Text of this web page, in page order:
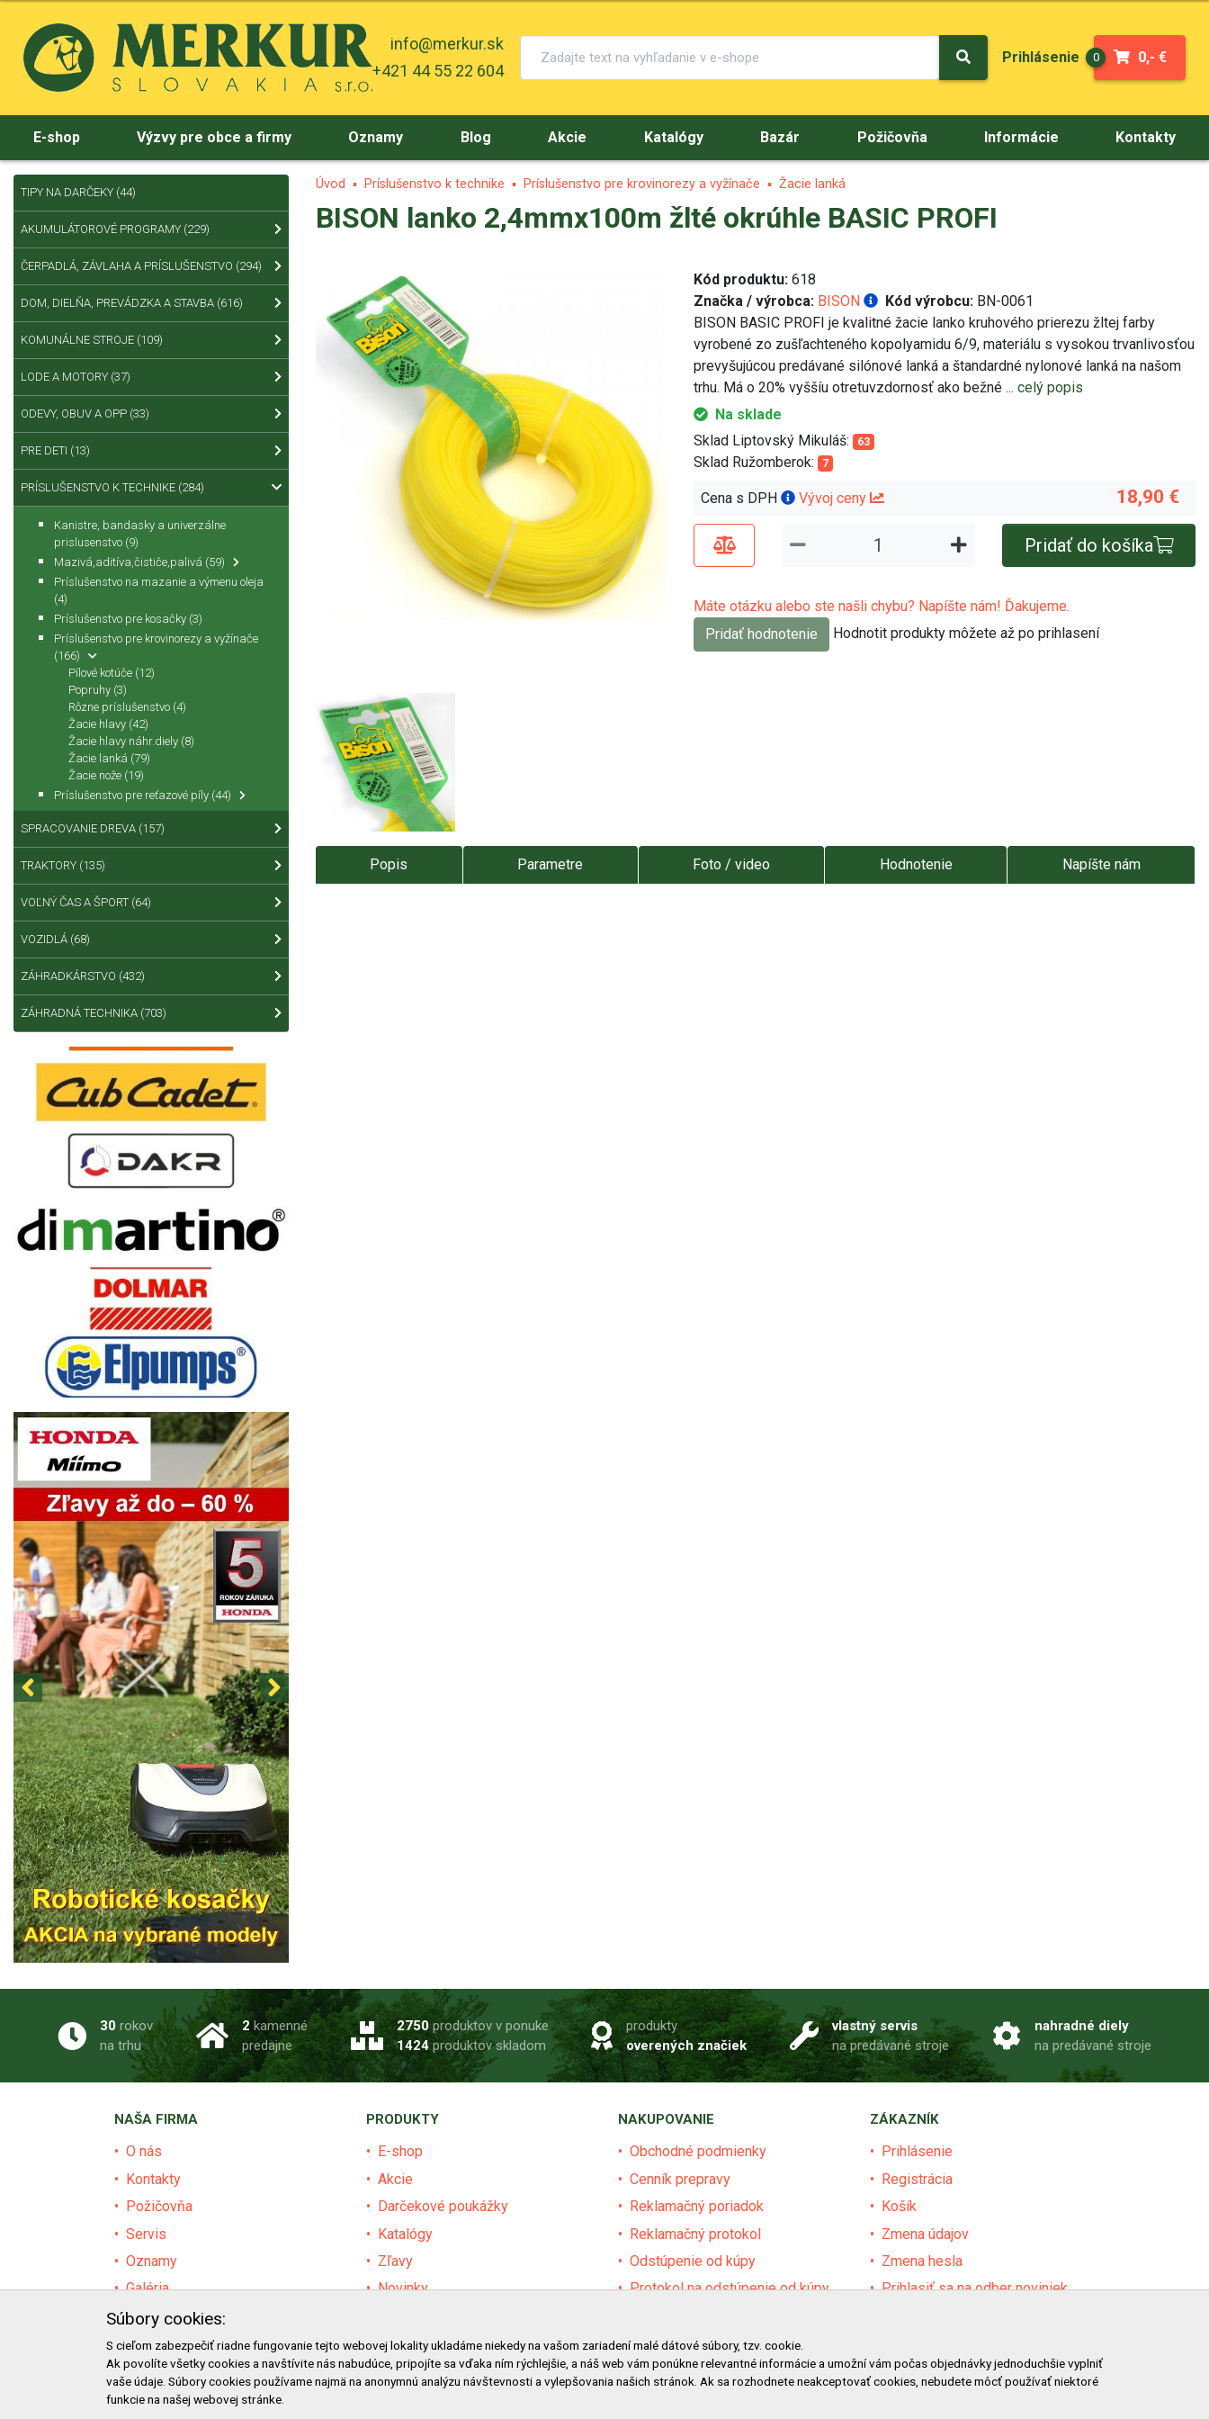
info@merkur.sk
+421 44 55 22 604
Prihlásenie 0 0,- €
E-shop Výzvy pre obce a firmy Oznamy Blog Akcie Katalógy Bazár Požičovňa Informácie Kontakty
Úvod Príslušenstvo k technike Príslušenstvo pre krovinorezy a vyžínače Žacie lanká
BISON lanko 2,4mmx100m žlté okrúhle BASIC PROFI
Kód produktu: 618
Značka / výrobca: BISON Kód výrobcu: BN-0061
BISON BASIC PROFI je kvalitné žacie lanko kruhového prierezu žltej farby
vyrobené zo zušľachteného kopolyamidu 6/9, materiálu s vysokou trvanlivosťou
prevyšujúcou predávané silónové lanká a štandardné nylonové lanká na našom
trhu. Má o 20% vyššíu otretuvzdornosť ako bežné ... celý popis
Na sklade
Sklad Liptovský Mikuláš:
63
Sklad Ružomberok: 7
Cena s DPH 18,90 €
Vývoj ceny
Pridať do košíka
Máte otázku alebo ste našli chybu? Napíšte nám! Ďakujeme.
Pridať hodnotenie
Hodnotit produkty môžete až po prihlasení
Popis Parametre Foto / video Hodnotenie Napíšte nám
TIPY NA DARČEKY (44)
AKUMULÁTOROVÉ PROGRAMY (229)
ČERPADLÁ, ZÁVLAHA A PRÍSLUŠENSTVO (294)
DOM, DIELŇA, PREVÁDZKA A STAVBA (616)
KOMUNÁLNE STROJE (109)
LODE A MOTORY (37)
ODEVY, OBUV A OPP (33)
PRE DETI (13)
PRÍSLUŠENSTVO K TECHNIKE (284)
Kanistre, bandasky a univerzálne
prislusenstvo (9)
Mazivá,aditíva,čističe,palivá (59)
Príslušenstvo na mazanie a výmenu oleja
(4)
Príslušenstvo pre kosačky (3)
Príslušenstvo pre krovinorezy a vyžínače
(166)
Pílové kotúče (12)
Popruhy (3)
Rôzne príslušenstvo (4)
Žacie hlavy (42)
Žacie hlavy náhr.diely (8)
Žacie lanká (79)
Žacie nože (19)
Príslušenstvo pre reťazové píly (44)
SPRACOVANIE DREVA (157)
TRAKTORY (135)
VOĽNÝ ČAS A ŠPORT (64)
VOZIDLÁ (68)
ZÁHRADKÁRSTVO (432)
ZÁHRADNÁ TECHNIKA (703)
30 rokov
na trhu
2 kamenné
predajne
2750produktov v ponuke
1424produktov skladom
produkty
overených značiek
vlastný servis
na predávané stroje
nahradné diely
na predávané stroje
NAŠA FIRMA
O nás
Kontakty
Požičovňa
Servis
Oznamy
Galéria
Certifikáty
Facebook
Blog
PRODUKTY
E-shop
Akcie
Darčekové poukážky
Katalógy
Zľavy
Novinky
Bazár
Výzvy pre obce a firmy
NAKUPOVANIE
Obchodné podmienky
Cenník prepravy
Reklamačný poriadok
Reklamačný protokol
Odstúpenie od kúpy
Protokol na odstúpenie od kúpy
Ochrana osobných údajov
Používanie cookies
ZÁKAZNÍK
Prihlásenie
Registrácia
Košík
Zmena údajov
Zmena hesla
Prihlasiť sa na odber noviniek
Odstúpenie od zmluvy online
Súbory cookies:
S cieľom zabezpečiť riadne fungovanie tejto webovej lokality ukladáme niekedy na vašom zariadení malé dátové súbory, tzv. cookie.
Ak povolíte všetky cookies a navštívite nás nabudúce, pripojíte sa vďaka ním rýchlejšie, a náš web vám ponúkne relevantné informácie a umožní vám počas objednávky jednoduchšie vyplniť
vaše údaje. Súbory cookies používame najmä na anonymnú analýzu návštevnosti a vylepšovania našich stránok. Ak sa rozhodnete neakceptovať cookies, nebudete môcť používať niektoré
funkcie na našej webovej stránke.